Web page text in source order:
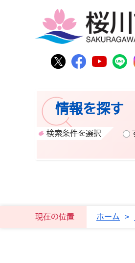
桜川市公式Twitter
桜川市公式
桜川
情報を探す
検索条件を選択
現在の位置 ホーム >